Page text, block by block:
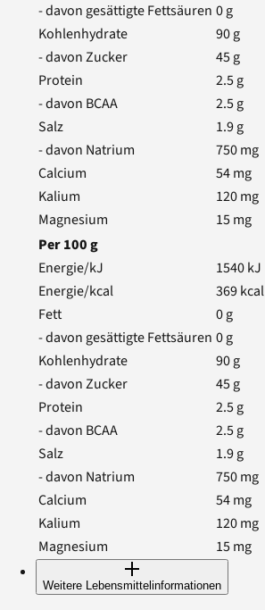
- davon gesättigte Fettsäuren 0g
Kohlenhydrate
90g
- davon Zucker
45g
Protein
2.5g
- davon BCAA
2.5g
Salz
1.9g
- davon Natrium
750mg
Calcium
54mg
Kalium
120mg
Magnesium
15mg
Per100g
Energie/kJ
1540kJ
Energie/kcal
369kcal
Fett
0g
- davon gesättigte Fettsäuren 0g
Kohlenhydrate
90g
- davon Zucker
45g
Protein
2.5g
- davon BCAA
2.5g
Salz
1.9g
- davon Natrium
750mg
Calcium
54mg
Kalium
120mg
Magnesium
15mg
Weitere Lebensmittelinformationen